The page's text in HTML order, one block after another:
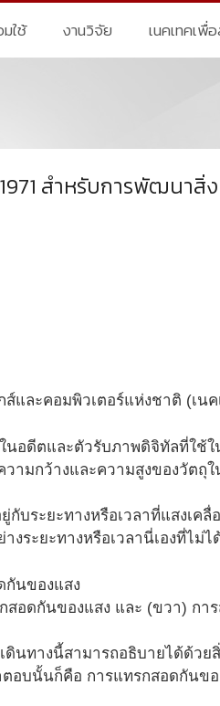
ใช้ งานวิจัย เนคเทคเพื่
สำหรับการพัฒนา
และคอมพิวเตอร์แห่งชาติ (เน
อดีตและตัวรับภาพดิจิทัลที่ใช้
ามกว้างและความสูงของวัตถุใ
บระยะทางหรือเวลาที่แสงเค
ระยะทางหรือเวลานี่เองที่ไม่ไ
อดกันของแสง และ (ขวา) กา
นทางนี้สามารถอธิบายได้ด้วย
อบนั้นก็คือ การแทรกสอดกันข